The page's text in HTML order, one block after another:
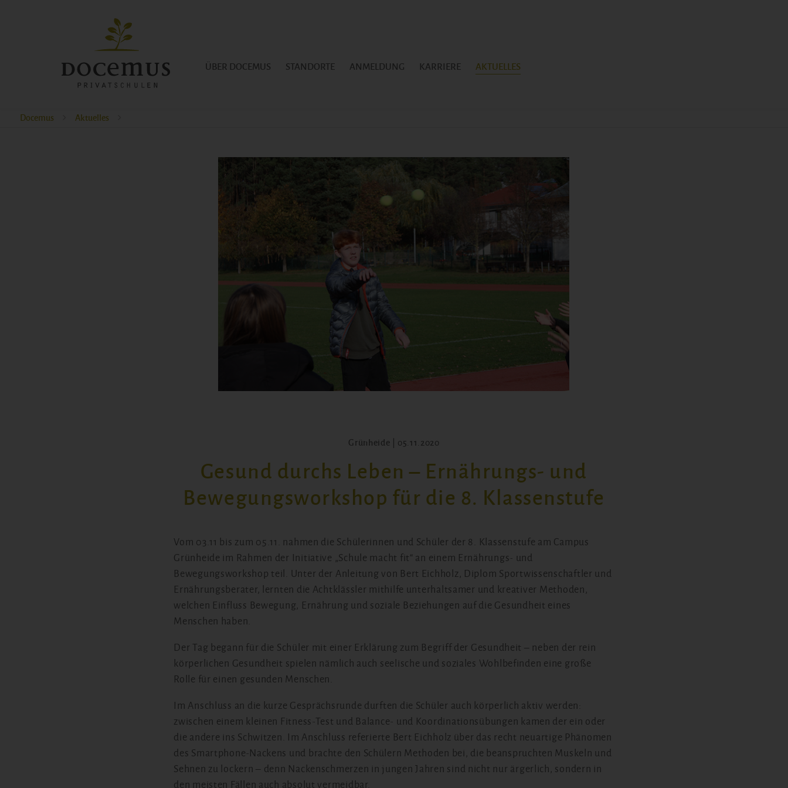
ÜBER DOCEMUS STANDORTE ANMELDUNG KARRIERE AKTUELLES
Docemus Aktuelles
Grünheide | 05.11.2020
Gesund durchs Leben – Ernährungs- und
Bewegungsworkshop für die 8. Klassenstufe
Vom 03.11 bis zum 05.11. nahmen die Schülerinnen und Schüler der 8. Klassenstufe am Campus
Grünheide im Rahmen der Initiative „Schule macht fit“ an einem Ernährungs- und
Bewegungsworkshop teil. Unter der Anleitung von Bert Eichholz, Diplom Sportwissenschaftler und
Ernährungsberater, lernten die Achtklässler mithilfe unterhaltsamer und kreativer Methoden,
welchen Einfluss Bewegung, Ernährung und soziale Beziehungen auf die Gesundheit eines
Menschen haben.
Der Tag begann für die Schüler mit einer Erklärung zum Begriff der Gesundheit – neben der rein
körperlichen Gesundheit spielen nämlich auch seelische und soziales Wohlbefinden eine große
Rolle für einen gesunden Menschen.
Im Anschluss an die kurze Gesprächsrunde durften die Schüler auch körperlich aktiv werden:
zwischen einem kleinen Fitness-Test und Balance- und Koordinationsübungen kamen der ein oder
die andere ins Schwitzen. Im Anschluss referierte Bert Eichholz über das recht neuartige Phänomen
des Smartphone-Nackens und brachte den Schülern Methoden bei, die beanspruchten Muskeln und
Sehnen zu lockern – denn Nackenschmerzen in jungen Jahren sind nicht nur ärgerlich, sondern in
den meisten Fällen auch absolut vermeidbar.